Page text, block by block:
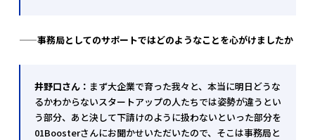
——事務局としてのサポートではどのようなことを心がけましたか
井野口さん： まず大企業で育った我々と、本当に明日どうな
るかわからないスタートアップの人たちでは姿勢が違うとい
う部分、あと決して下請けのように扱わないといった部分を
01Boosterさんにお聞かせいただいたので、そこは事務局と